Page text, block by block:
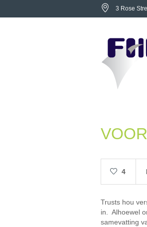
3 Rose
4
Trusts hou
in. Alhoewel
samevatting